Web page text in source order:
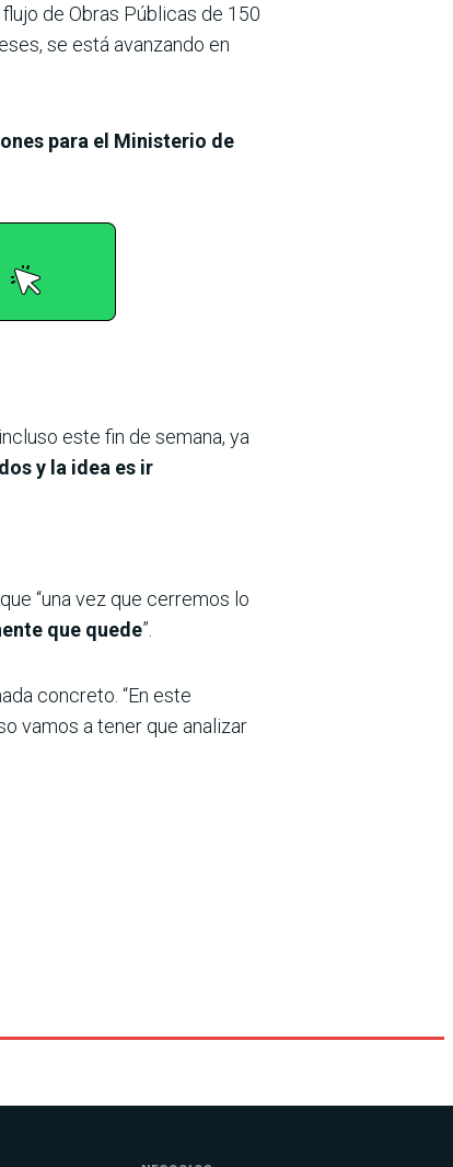
flujo de Obras Públicas de 150
se está avanzando en
para el Ministerio de
este fin de semana, ya
y la idea es ir
“una vez que cerremos lo
que quede”.
concreto. “En este
vamos a tener que analizar